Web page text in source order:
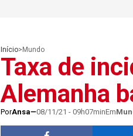
Início> Mundo
Taxa de
Alemanha
PorAnsa 08/11/21 - 09h07minEm